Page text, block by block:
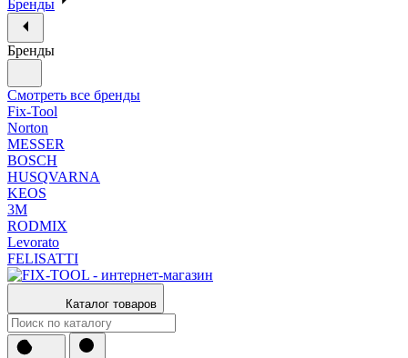
Бренды
Бренды
Смотреть все бренды
Fix-Tool
Norton
MESSER
BOSCH
HUSQVARNA
KEOS
3М
RODMIX
Levorato
FELISATTI
Каталог товаров